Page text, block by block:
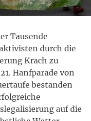
Tausende
durch die
Krach zu
Hanfparade von
bestanden
auf die